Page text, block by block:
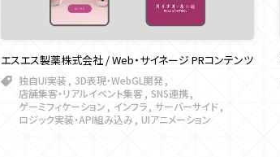
エスエス製薬株式会社 / Web・サイネージ PRコンテンツ
独自UI実装
3D表現・WebGL開発
店舗集客・リアルイベント集客
SNS連携
ゲーミフィケーション
インフラ サーバーサイド
ロジック実装・API組み込み
UIアニメーション